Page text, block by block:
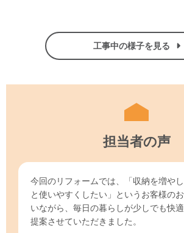
工事中の様子を見る
担当者の声
今回のリフォームでは、「収納を増や
と使いやすくしたい」というお客様の
いながら、毎日の暮らしが少しでも快
提案させていただきました。